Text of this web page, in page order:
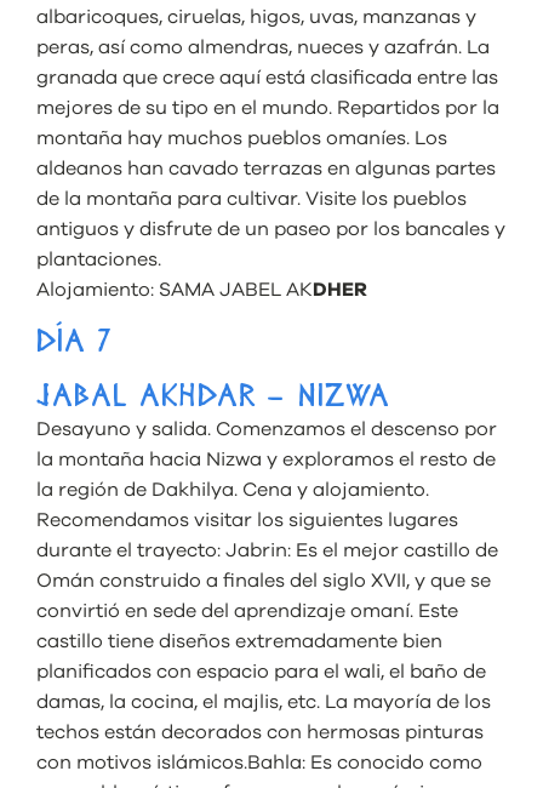
albaricoques, ciruelas, higos, uvas, manzanas y
peras, así como almendras, nueces y azafrán. La
granada que crece aquí está clasificada entre las
mejores de su tipo en el mundo. Repartidos por la
montaña hay muchos pueblos omaníes. Los
aldeanos han cavado terrazas en algunas partes
de la montaña para cultivar. Visite los pueblos
antiguos y disfrute de un paseo por los bancales y
plantaciones.
Alojamiento: SAMA JABEL AKDHER
DÍA 7
JABAL AKHDAR – NIZWA
Desayuno y salida. Comenzamos el descenso por
la montaña hacia Nizwa y exploramos el resto de
la región de Dakhilya. Cena y alojamiento.
Recomendamos visitar los siguientes lugares
durante el trayecto: Jabrin: Es el mejor castillo de
Omán construido a finales del siglo XVII, y que se
convirtió en sede del aprendizaje omaní. Este
castillo tiene diseños extremadamente bien
planificados con espacio para el wali, el baño de
damas, la cocina, el majlis, etc. La mayoría de los
techos están decorados con hermosas pinturas
con motivos islámicos.Bahla: Es conocido como